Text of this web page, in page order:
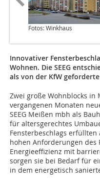
Fotos: Winkhaus
Innovativer
Wohnen. Die SEEG
als von der KfW
Zwei große Wohnblocks
vergangenen Monaten
SEEG Meißen mbh als
für altersgerechtes
Fensterbeschlags
hohen Anforderungen des
Energieeffizienz mit
sorgen sie bei Bedarf für
in dem energetisch